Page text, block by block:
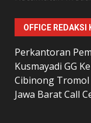
OFFICE REDAKSI
Perkantoran
Kusmayadi GG
Cibinong Tromol
Jawa Barat Call